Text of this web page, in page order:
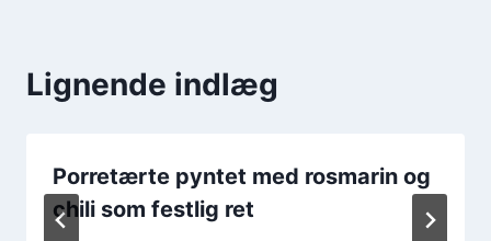
Lignende indlæg
Porretærte pyntet med rosmarin og
chili som festlig ret